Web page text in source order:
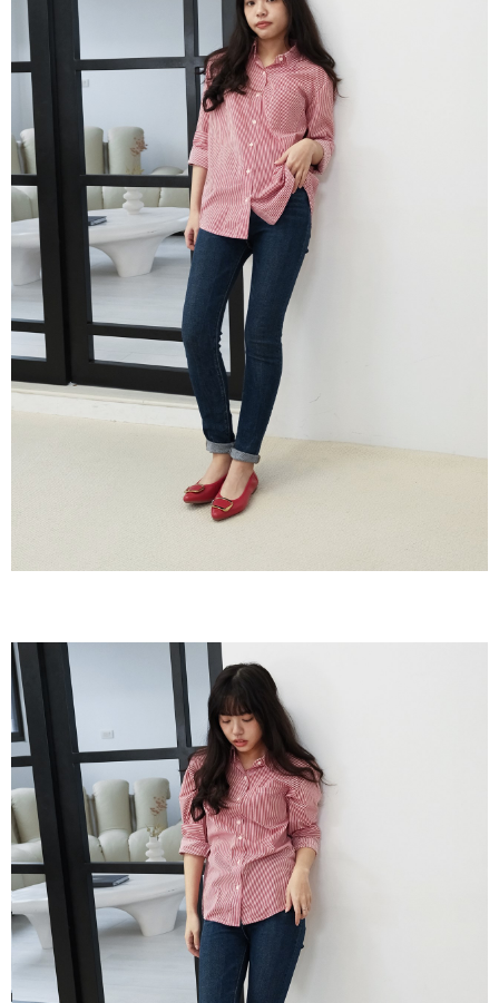
２．訂單成立數日內，您將收到繳費通知簡訊。
３．收到繳費通知簡訊後14天內，點擊此簡訊中的連結，可透過四大超商／
ATM／網路銀行／等多元方式進行付款，方視為交易完成。
※ 請注意：結帳手續完成當下不需立刻繳費，但若您需要取消訂單，請聯絡
購買商品的店家。未經商家同意取消之訂單仍視為有效，需透過AFTEE先享
後付繳納相關費用。
※ 交易是否成功請以「AFTEE先享後付 」之結帳頁面顯示為準，若有關於
是否繳費成功／繳費後需取消欲退款等相關疑問，請聯繫「AFTEE先享後付
客戶支援中心」https://netprotections.freshdesk.com/support/home
【注意事項】
１．透過由恩沛科技股份有限公司提供之「AFTEE先享後付」服務完成之交
易，需依本服務之必要範圍內提供個人資料，並將交易相關給付款項請求債
權轉讓予恩沛科技股份有限公司。
２．關於個人資料處理事宜，請瀏覽以下網址：
https://aftee.tw/terms/#terms3
３．未成年的使用者請事先徵得法定代理人或監護人之同意方可使用
「AFTEE先享後付」，若未經同意申辦者引起之損失，本公司不負相關責
任。
４．使用「AFTEE先享後付」時，將依據個別帳號之用戶狀況，依本公司即
時審查核予不同之上限額度；若仍有額度不足之情形，本公司將視審查結果
５．嚴禁一人註冊多個帳號或使用他人資訊註冊。若發現惡意使用之情形，
恩沛科技股份有限公司將有權停止該用戶之使用額度並採取法律行動。
每筆NT$60，滿NT$800(含以上)免運費
7-11取貨付款
每筆NT$60，滿NT$800(含以上)免運費
付款後7-11取貨
每筆NT$60，滿NT$800(含以上)免運費
宅配
每筆NT$60，滿NT$800(含以上)免運費
外島宅配
每筆NT$255
國際配送